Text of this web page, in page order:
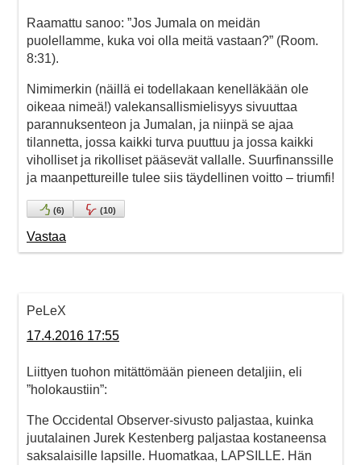
Raamattu sanoo: ”Jos Jumala on meidän
puolellamme, kuka voi olla meitä vastaan?” (Room.
8:31).
Nimimerkin (näillä ei todellakaan kenelläkään ole
oikeaa nimeä!) valekansallismielisyys sivuuttaa
parannuksenteon ja Jumalan, ja niinpä se ajaa
tilannetta, jossa kaikki turva puuttuu ja jossa kaikki
viholliset ja rikolliset pääsevät vallalle. Suurfinanssille
ja maanpettureille tulee siis täydellinen voitto – triumfi!
(6) (10)
Vastaa
PeLeX
17.4.2016 17:55
Liittyen tuohon mitättömään pieneen detaljiin, eli
”holokaustiin”:
The Occidental Observer-sivusto paljastaa, kuinka
juutalainen Jurek Kestenberg paljastaa kostaneensa
saksalaisille lapsille. Huomatkaa, LAPSILLE. Hän